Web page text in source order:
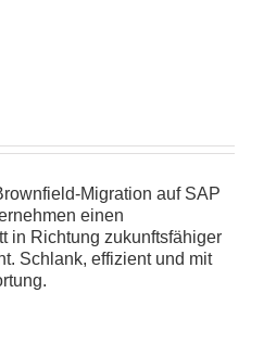
Migration auf SAP
einen
in Richtung zukunftsfähiger
Schlank, effizient und mit